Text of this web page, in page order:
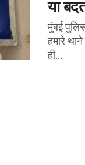
या
मुंबई
हमारे
ही...